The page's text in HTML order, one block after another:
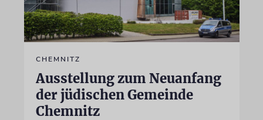
CHEMNITZ
Ausstellung zum Neuanfang
der jüdischen Gemeinde
Chemnitz